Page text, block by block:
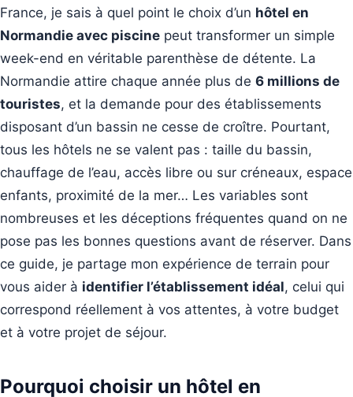
France, je sais à quel point le choix d’un hôtel en
Normandie avec piscine peut transformer un simple
week-end en véritable parenthèse de détente. La
Normandie attire chaque année plus de 6 millions de
touristes, et la demande pour des établissements
disposant d’un bassin ne cesse de croître. Pourtant,
tous les hôtels ne se valent pas : taille du bassin,
chauffage de l’eau, accès libre ou sur créneaux, espace
enfants, proximité de la mer… Les variables sont
nombreuses et les déceptions fréquentes quand on ne
pose pas les bonnes questions avant de réserver. Dans
ce guide, je partage mon expérience de terrain pour
vous aider à identifier l’établissement idéal, celui qui
correspond réellement à vos attentes, à votre budget
et à votre projet de séjour.
Pourquoi choisir un hôtel en